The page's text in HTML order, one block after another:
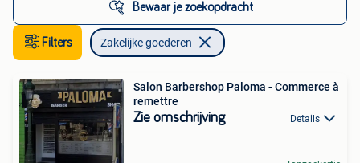
Bewaar je zoekopdracht
Filters Zakelijke goederen
Salon Barbershop Paloma - Commerce à
remettre
Zie omschrijving Details